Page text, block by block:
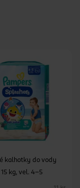
kalhotky do vody
kg, vel. 4-5